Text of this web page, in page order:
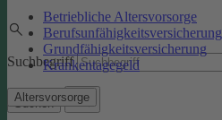
Betriebliche Altersvorsorge
Berufsunfähigkeitsversicherung
Grundfähigkeitsversicherung
Krankentagegeld
Altersvorsorge
Suchbegriff
Suchen